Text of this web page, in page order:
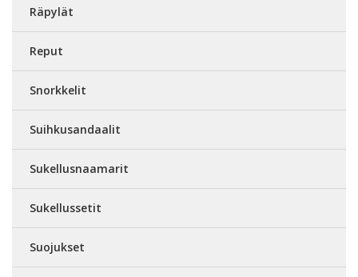
Räpylät
Reput
Snorkkelit
Suihkusandaalit
Sukellusnaamarit
Sukellussetit
Suojukset